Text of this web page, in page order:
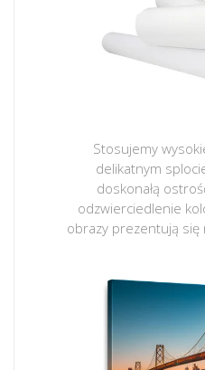
Stosujemy
delikatnym
doskonałą
odzwierciedlenie
obrazy prezentują